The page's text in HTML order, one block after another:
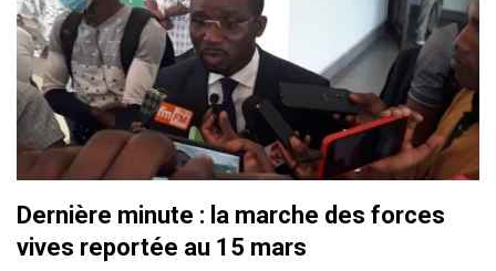
Dernière minute : la marche des forces
vives reportée au 15 mars